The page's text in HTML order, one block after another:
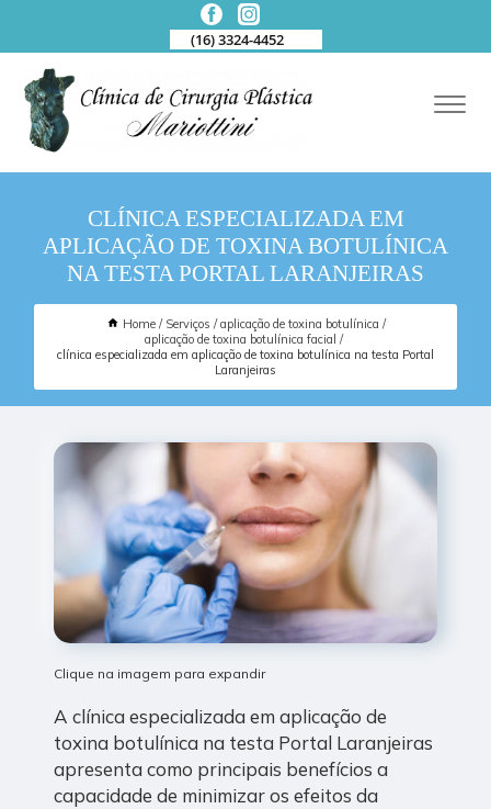
(16) 3324-4452
CLÍNICA ESPECIALIZADA EM
APLICAÇÃO DE TOXINA BOTULÍNICA
NA TESTA PORTAL LARANJEIRAS
Home Serviços
aplicação de toxina botulínica
aplicação de toxina botulínica facial
clínica especializada em aplicação de toxina botulínica na testa Portal
Laranjeiras
Clique na imagem para expandir
A clínica especializada em aplicação de
toxina botulínica na testa Portal Laranjeiras
apresenta como principais benefícios a
capacidade de minimizar os efeitos da